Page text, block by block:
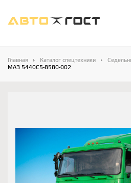
Главная Каталог спецтехники
МАЗ 5440С5-8580-002